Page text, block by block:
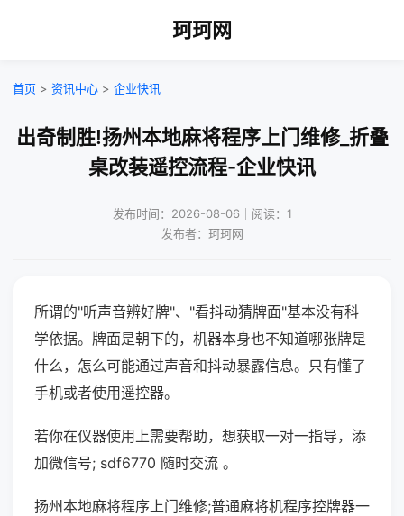
珂珂网
首页 > 资讯中心 > 企业快讯
出奇制胜!扬州本地麻将程序上门维修_折叠
桌改装遥控流程-企业快讯
发布时间：2026-08-06｜阅读：1
发布者：珂珂网
所谓的"听声音辨好牌"、"看抖动猜牌面"基本没有科
学依据。牌面是朝下的，机器本身也不知道哪张牌是
什么，怎么可能通过声音和抖动暴露信息。只有懂了
手机或者使用遥控器。
若你在仪器使用上需要帮助，想获取一对一指导，添
加微信号; sdf6770 随时交流 。
扬州本地麻将程序上门维修;普通麻将机程序控牌器一